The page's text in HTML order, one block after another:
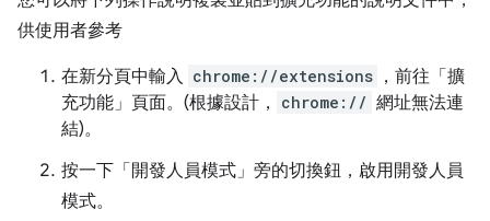
供使用者參考
在新分頁中輸入 chrome://extensions ，前往「擴
充功能」頁面。(根據設計，
chrome:// 網址無法連
結)。
按一下「開發人員模式」 旁的切換鈕，啟用開發人員
模式。